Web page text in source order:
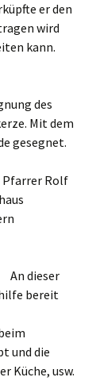
er den
wird
kann.
des
Mit dem
gesegnet.
Pfarrer Rolf
An dieser
bereit
und die
Küche, usw.